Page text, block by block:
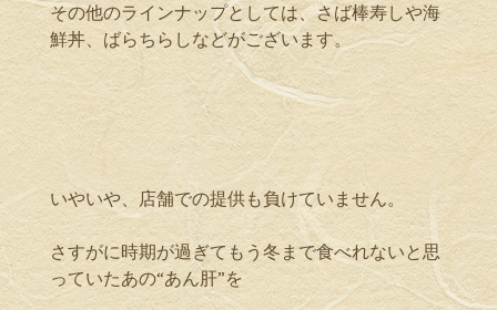
その他のラインナップとしては、さば棒寿しや海
鮮丼、ばらちらしなどがございます。
いやいや、店舗での提供も負けていません。
さすがに時期が過ぎてもう冬まで食べれないと思
っていたあの“あん肝”を